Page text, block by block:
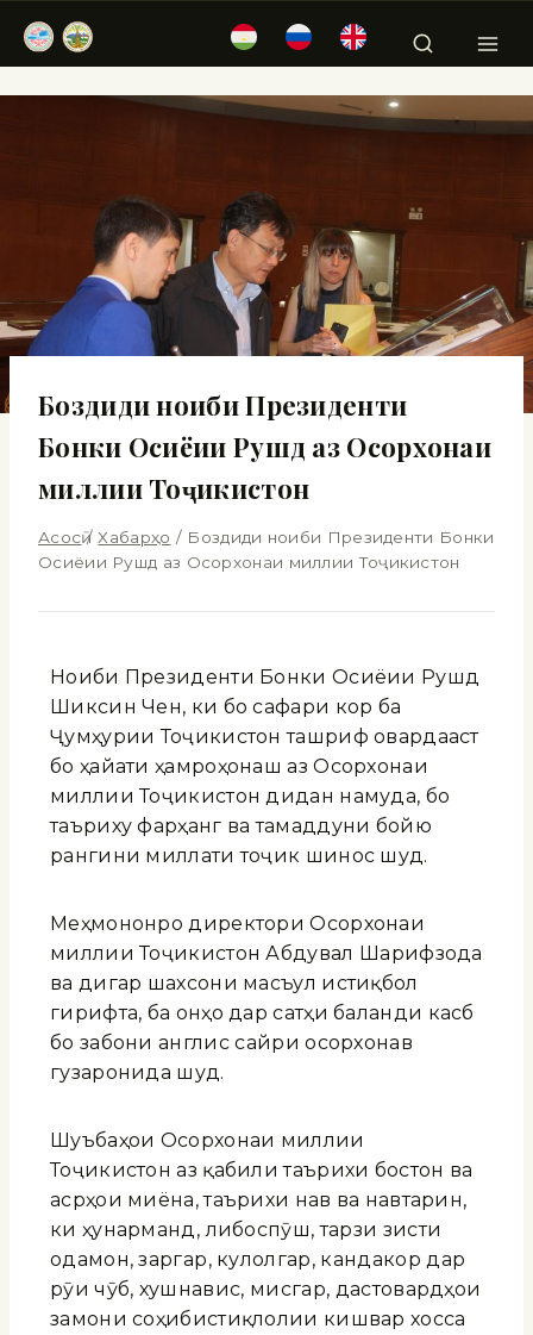
Боздиди ноиби Президенти
Бонки Осиёии Рушд аз Осорхонаи
миллии Тоҷикистон
Асосӣ / Хабарҳо / Боздиди ноиби Президенти Бонки
Осиёии Рушд аз Осорхонаи миллии Тоҷикистон
Ноиби Президенти Бонки Осиёии Рушд
Шиксин Чен, ки бо сафари корӣ ба
Ҷумҳурии Тоҷикистон ташриф овардааст
бо ҳайати ҳамроҳонаш аз Осорхонаи
миллии Тоҷикистон дидан намуда, бо
таъриху фарҳанг ва тамаддуни бойю
рангини миллати тоҷик шинос шуд.
Меҳмононро директори Осорхонаи
миллии Тоҷикистон Абдувалӣ Шарифзода
ва дигар шахсони масъул истиқбол
гирифта, ба онҳо дар сатҳи баланди касбӣ
бо забони англисӣ сайри осорхонавӣ
гузаронида шуд.
Шуъбаҳои Осорхонаи миллии
Тоҷикистон аз қабили таърихи бостон ва
асрҳои миёна, таърихи нав ва навтарин,
ки ҳунармандӣ, либоспӯшӣ, тарзи зисти
одамон, заргарӣ, кулолгарӣ, кандакорӣ дар
рӯи чӯб, хушнависӣ, мисгарӣ, дастовардҳои
замони соҳибистиқлолии кишвар хосса